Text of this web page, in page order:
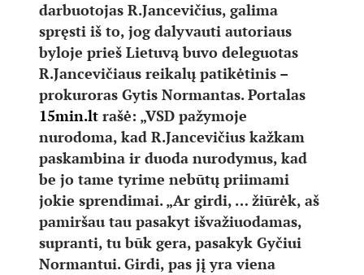
darbuotojas R.Jancevičius, galima
spręsti iš to, jog dalyvauti autoriaus
byloje prieš Lietuvą buvo deleguotas
R.Jancevičiaus reikalų patikėtinis –
prokuroras Gytis Normantas. Portalas
15min.lt rašė: „VSD pažymoje
nurodoma, kad R.Jancevičius kažkam
paskambina ir duoda nurodymus, kad
be jo tame tyrime nebūtų priimami
jokie sprendimai. „Ar girdi, … žiūrėk, aš
pamiršau tau pasakyt išvažiuodamas,
supranti, tu būk gera, pasakyk Gyčiui
Normantui. Girdi, pas jį yra viena